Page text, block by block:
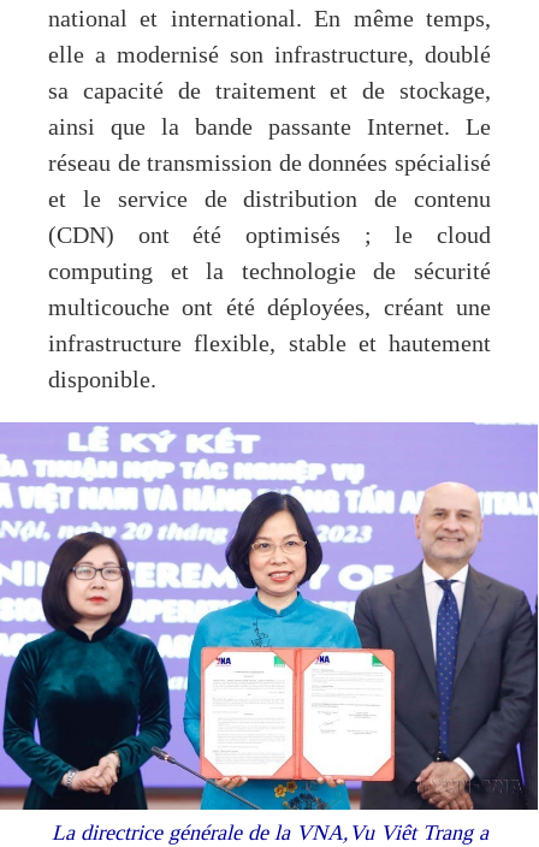
national et international. En même temps,
elle a modernisé son infrastructure, doublé
sa capacité de traitement et de stockage,
ainsi que la bande passante Internet. Le
réseau de transmission de données spécialisé
et le service de distribution de contenu
(CDN) ont été optimisés ; le cloud
computing et la technologie de sécurité
multicouche ont été déployées, créant une
infrastructure flexible, stable et hautement
disponible.
La directrice générale de la VNA,Vu Viêt Trang a